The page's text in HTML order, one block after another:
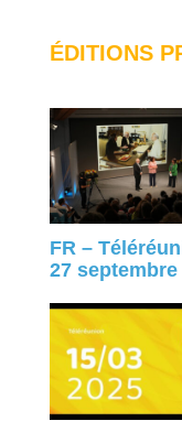
ÉDITIONS
FR –
27 septembre